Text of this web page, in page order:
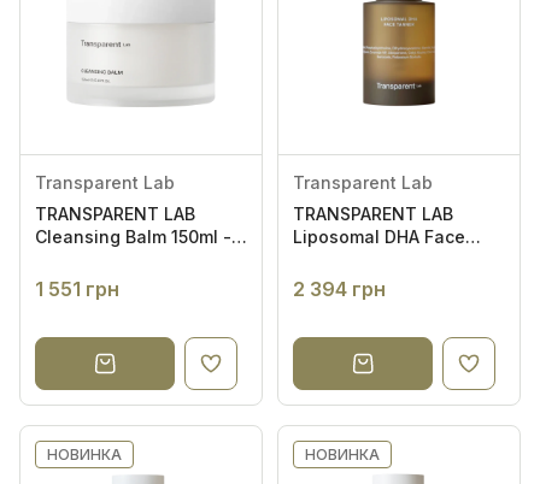
Рушники
Transparent Lab
TRANSPARENT LAB
Cleansing Balm 150ml -
та демакіяжу
1 551 грн
Transparent Lab
TRANSPARENT LAB
Liposomal DHA Face
автозасмага для
обличчя
2 394 грн
НОВИНКА НОВИНКА